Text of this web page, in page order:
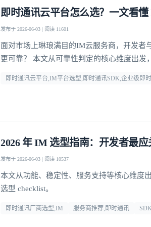
即时通讯云平台怎么选？一文看
发布于 2026-06-03 | 阅读 11601
面对市场上琳琅满目的IM云服务商，开发者
更可靠？ 本文从可靠性判定的核心维度出
即时通讯云平台,IM平台选型,即时通讯SDK,企业级即
2026 年 IM 选型指南：开发者最
发布于 2026-06-03 | 阅读 10537
本文从功能、稳定性、服务支持等核心维度
选型 checklist。
即时通讯厂商选型,IM 服务商推荐,即时通讯